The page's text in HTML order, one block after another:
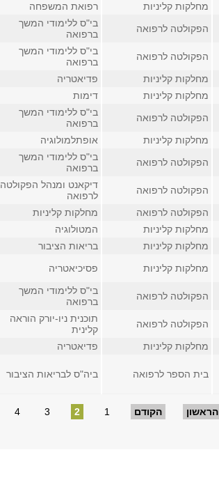
מחלקות קליניות
רפואת המשפחה
הפקולטה לרפואה
בי"ס ללימודי המשך
ברפואה
הפקולטה לרפואה
בי"ס ללימודי המשך
ברפואה
מחלקות קליניות
פדיאטריה
מחלקות קליניות דימות
הפקולטה לרפואה
בי"ס ללימודי המשך
ברפואה
מחלקות קליניות אופתלמולוגיה
הפקולטה לרפואה
בי"ס ללימודי המשך
ברפואה
הפקולטה לרפואה
דיקאנט ומנהל הפקולטה
לרפואה
הפקולטה לרפואה
מחלקות קליניות
מחלקות קליניות המטולוגיה
מחלקות קליניות בריאות הציבור
מחלקות קליניות פסיכיאטריה
הפקולטה לרפואה
בי"ס ללימודי המשך
ברפואה
הפקולטה לרפואה
תוכנית ניו-יורק הוראה
קלינית
מחלקות קליניות פדיאטריה
בית הספר לרפואה ביה"ס לבריאות הציבור
הראשון הקודם 1
2
3
4